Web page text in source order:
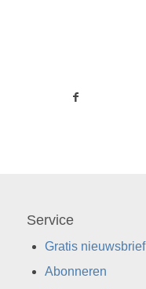
Service
Gratis nieuwsbrief
Abonneren